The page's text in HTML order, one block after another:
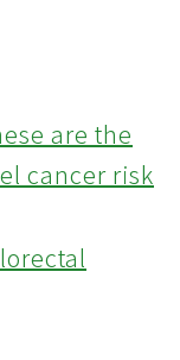
are the
cancer risk